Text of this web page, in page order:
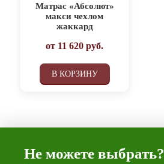
Матрас «Абсолют»
макси чехлом
жаккард
от 11 620 руб.
В КОРЗИНУ
Не можете выбрать?